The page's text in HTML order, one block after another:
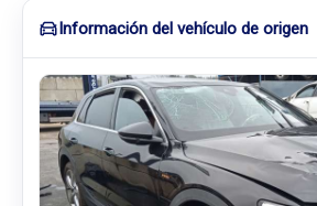
Información del vehículo de origen